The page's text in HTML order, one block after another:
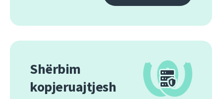
Shërbim
kopjeruajtjesh